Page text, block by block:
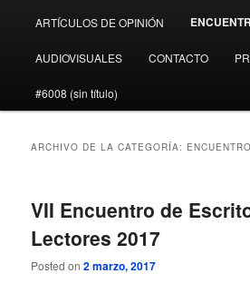
ARTÍCULOS DE OPINIÓN
AUDIOVISUALES CONTACTO
#6008 (sin título)
ARCHIVO DE LA CATEGORÍA:
VII Encuentro de
Lectores 2017
Posted on2 marzo, 2017